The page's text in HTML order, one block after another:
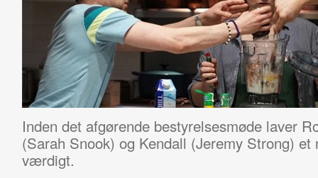
Inden det afgørende bestyrelsesmøde laver
(Sarah Snook) og Kendall (Jeremy Strong)
værdigt.